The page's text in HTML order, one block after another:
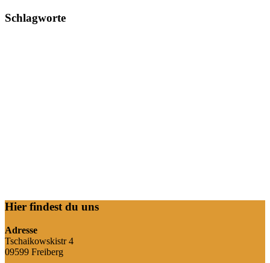
Schlagworte
Hier findest du uns
Adresse
Tschaikowskistr 4
09599 Freiberg